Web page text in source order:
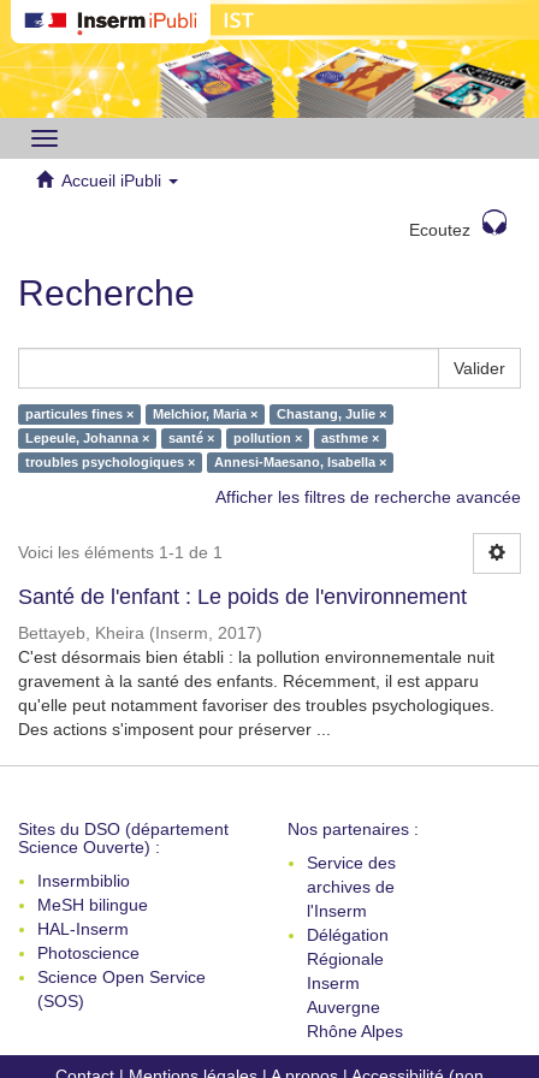
Toggle
navigation
Accueil iPubli
Ecoutez
Recherche
Valider
particules fines × Melchior, Maria ×
Chastang, Julie ×
Lepeule, Johanna ×
santé × pollution ×
asthme ×
troubles psychologiques ×
Annesi-Maesano, Isabella ×
Afficher les filtres de recherche avancée
Voici les éléments 1-1 de 1
Santé de l'enfant : Le poids de l'environnement
Bettayeb, Kheira ( Inserm, 2017)
C'est désormais bien établi : la pollution environnementale nuit
gravement à la santé des enfants. Récemment, il est apparu
qu'elle peut notamment favoriser des troubles psychologiques.
Des actions s'imposent pour préserver ...
Sites du DSO (département
Science Ouverte) :
Insermbiblio
MeSH bilingue
HAL-Inserm
Photoscience
Science Open Service
(SOS)
Nos partenaires :
Service des
archives de
l'Inserm
Délégation
Régionale
Inserm
Auvergne
Rhône Alpes